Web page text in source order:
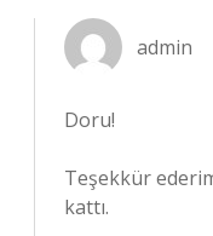
admin
Doru!
Teşekkür
kattı.